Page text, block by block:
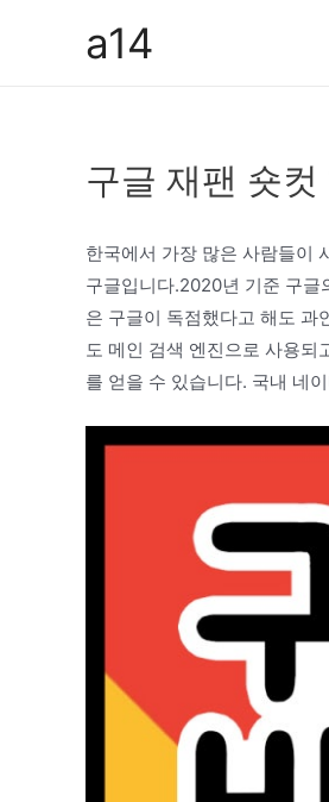
a14
구글 재팬 숏
한국에서 가장 많은 사람들이
구글입니다.2020년 기준 구글
은 구글이 독점했다고 해도 과
도 메인 검색 엔진으로 사용되
를 얻을 수 있습니다. 국내 네